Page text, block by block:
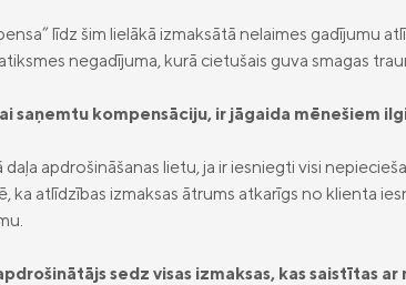
līdz šim lielākā izmaksātā nelaimes gadījumu
negadījuma, kurā cietušais guva smagas
saņemtu kompensāciju, ir jāgaida mēnešiem
daļa apdrošināšanas lietu, ja ir iesniegti visi
ka atlīdzības izmaksas ātrums atkarīgs no klienta
sedz visas izmaksas, kas saistītas